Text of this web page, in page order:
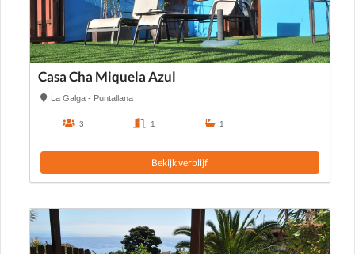
Casa Cha Miquela Azul
La Galga - Puntallana
3 1 1
Bekijk verblijf